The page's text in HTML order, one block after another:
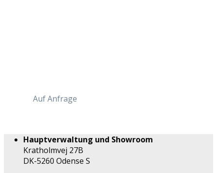
Auf Anfrage
Hauptverwaltung und Showroom
Kratholmvej 27B
DK-5260 Odense S